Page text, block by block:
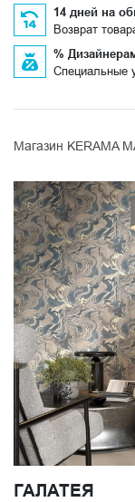
14 дней на
Возврат
%
Специальные
Магазин KERAMA
ГАЛАТЕЯ